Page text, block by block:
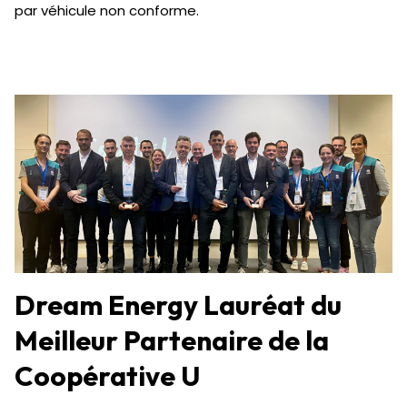
par véhicule non conforme.
Dream Energy Lauréat du
Meilleur Partenaire de la
Coopérative U